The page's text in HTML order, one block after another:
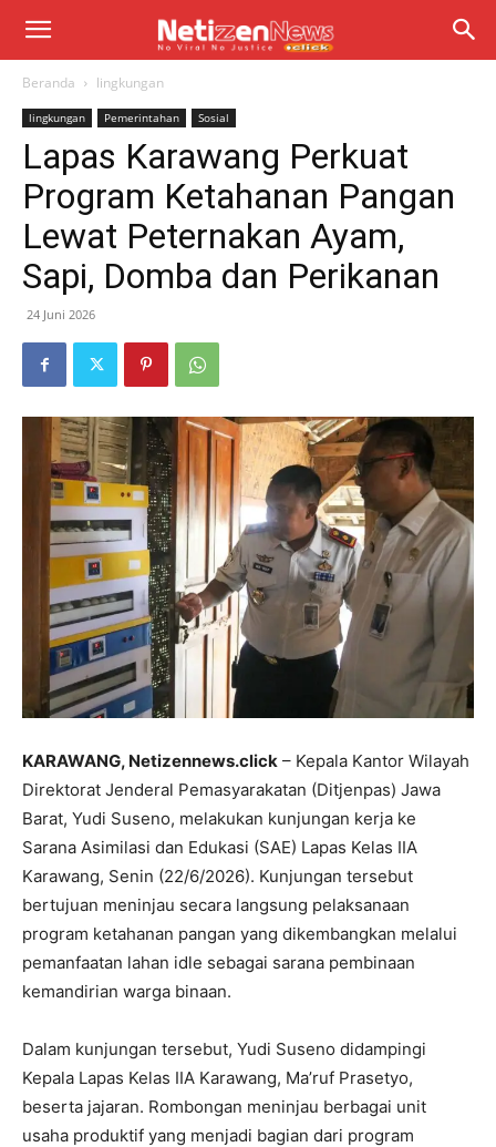
Beranda lingkungan
lingkungan Pemerintahan Sosial
Lapas Karawang Perkuat
Program Ketahanan Pangan
Lewat Peternakan Ayam,
Sapi, Domba dan Perikanan
24 Juni 2026
KARAWANG, Netizennews.click – Kepala Kantor Wilayah
Direktorat Jenderal Pemasyarakatan (Ditjenpas) Jawa
Barat, Yudi Suseno, melakukan kunjungan kerja ke
Sarana Asimilasi dan Edukasi (SAE) Lapas Kelas IIA
Karawang, Senin (22/6/2026). Kunjungan tersebut
bertujuan meninjau secara langsung pelaksanaan
program ketahanan pangan yang dikembangkan melalui
pemanfaatan lahan idle sebagai sarana pembinaan
kemandirian warga binaan.
Dalam kunjungan tersebut, Yudi Suseno didampingi
Kepala Lapas Kelas IIA Karawang, Ma’ruf Prasetyo,
beserta jajaran. Rombongan meninjau berbagai unit
usaha produktif yang menjadi bagian dari program